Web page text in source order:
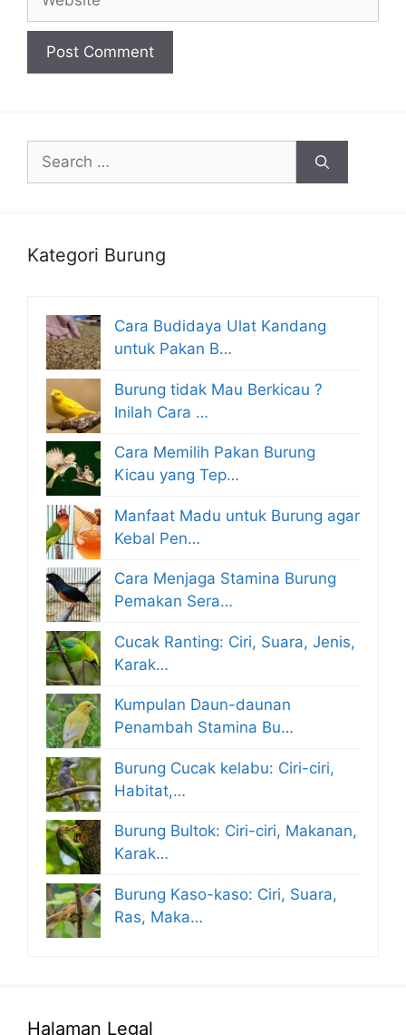
Search
for:
Kategori Burung
Cara Budidaya Ulat Kandang
untuk Pakan B…
Burung tidak Mau Berkicau ?
Inilah Cara …
Cara Memilih Pakan Burung
Kicau yang Tep…
Manfaat Madu untuk Burung agar
Kebal Pen…
Cara Menjaga Stamina Burung
Pemakan Sera…
Cucak Ranting: Ciri, Suara, Jenis,
Karak…
Kumpulan Daun-daunan
Penambah Stamina Bu…
Burung Cucak kelabu: Ciri-ciri,
Habitat,…
Burung Bultok: Ciri-ciri, Makanan,
Karak…
Burung Kaso-kaso: Ciri, Suara,
Ras, Maka…
Halaman Legal